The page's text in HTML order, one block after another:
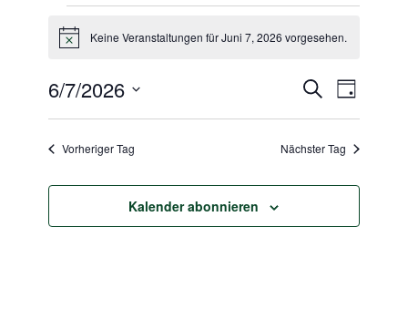
Veranstaltungen
für
Juni
7,
2026
HinweisKeine Veranstaltungen für Juni 7, 2026 vorgesehen.
Suche
und
SucheTag
6/7/2026
Vorheriger Tag
Nächster Tag
Kalender abonnieren